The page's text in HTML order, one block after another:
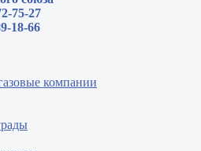
75-27
18-66
компании